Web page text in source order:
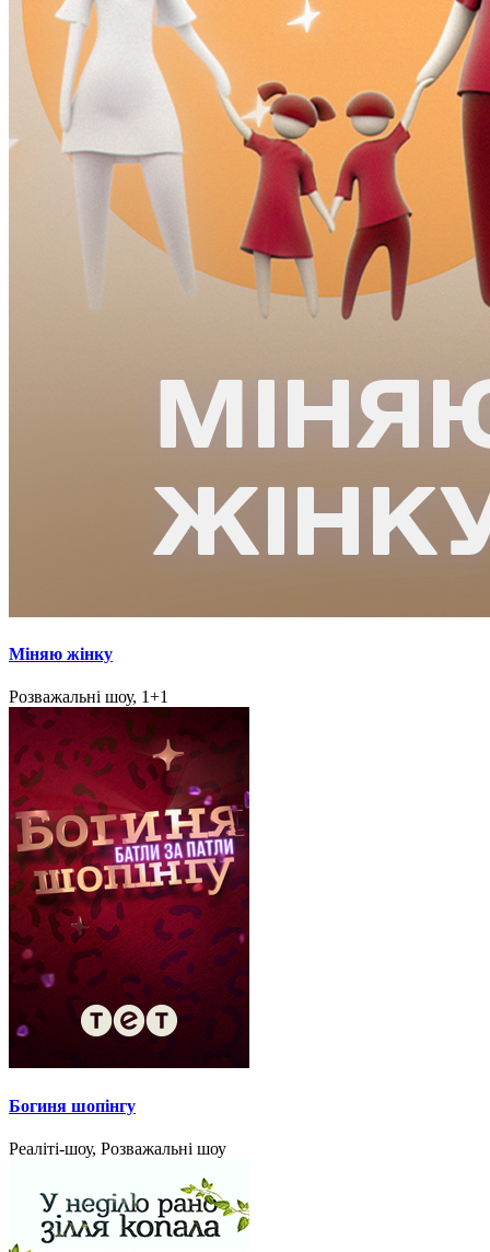
Міняю жінку
Розважальні шоу, 1+1
Богиня шопінгу
Реаліті-шоу, Розважальні шоу